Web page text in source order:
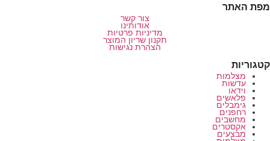
מפת האתר
צור קשר
אודותינו
מדיניות פרטיות
תקנון שריון המוצר
הצהרת נגישות
קטגוריות
מצלמות
עדשות
וידאו
פלאשים
גימבלים
רחפנים
מחשבים
אקסטרים
מבצעים